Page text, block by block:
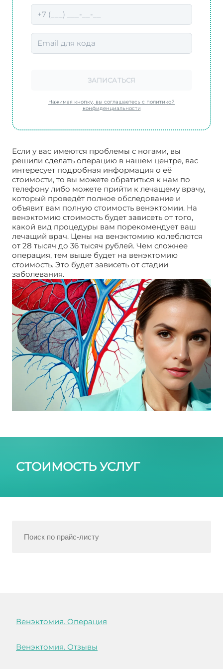
ЗАПИСАТЬСЯ
Нажимая кнопку, вы соглашаетесь с политикой
конфиденциальности
Если у вас имеются проблемы с ногами, вы
решили сделать операцию в нашем центре, вас
интересует подробная информация о её
стоимости, то вы можете обратиться к нам по
телефону либо можете прийти к лечащему врачу,
который проведёт полное обследование и
объявит вам полную стоимость венэктомии. На
венэктомию стоимость будет зависеть от того,
какой вид процедуры вам порекомендует ваш
лечащий врач. Цены на венэктомию колеблются
от 28 тысяч до 36 тысяч рублей. Чем сложнее
операция, тем выше будет на венэктомию
стоимость. Это будет зависеть от стадии
заболевания.
СТОИМОСТЬ УСЛУГ
Венэктомия. Операция
Венэктомия. Отзывы